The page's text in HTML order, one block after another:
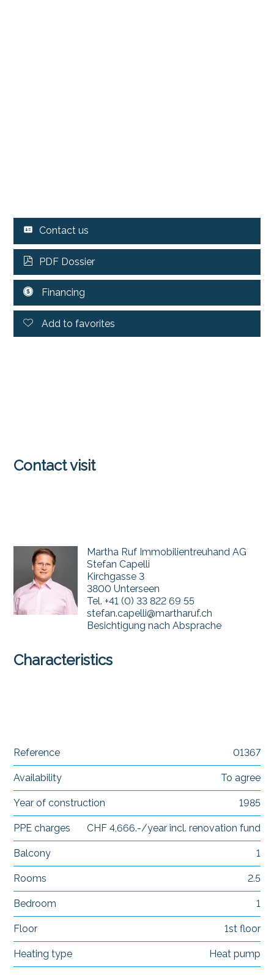
Contact us
PDF Dossier
Financing
Add to favorites
Contact visit
Martha Ruf Immobilientreuhand AG
Stefan Capelli
Kirchgasse 3
3800 Unterseen
Tel. +41 (0) 33 822 69 55
stefan.capelli@martharuf.ch
Besichtigung nach Absprache
Characteristics
Reference 01367
Availability To agree
Year of construction 1985
PPE charges CHF 4,666.-/year incl. renovation fund
Balcony 1
Rooms 2.5
Bedroom 1
Floor 1st floor
Heating type Heat pump